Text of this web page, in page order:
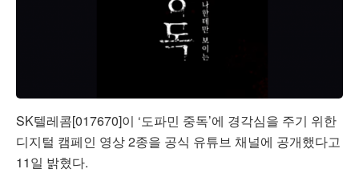
SK텔레콤[017670]이 ‘도파민 중독’에 경각심을 주기 위한
디지털 캠페인 영상 2종을 공식 유튜브 채널에 공개했다고
11일 밝혔다.